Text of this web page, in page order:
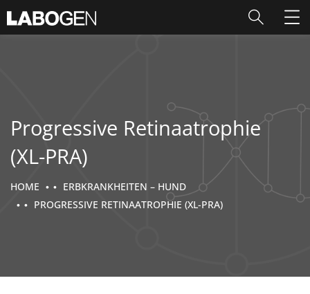
Progressive Retinaatrophie
(XL-PRA)
HOME
ERBKRANKHEITEN – HUND
PROGRESSIVE RETINAATROPHIE (XL-PRA)